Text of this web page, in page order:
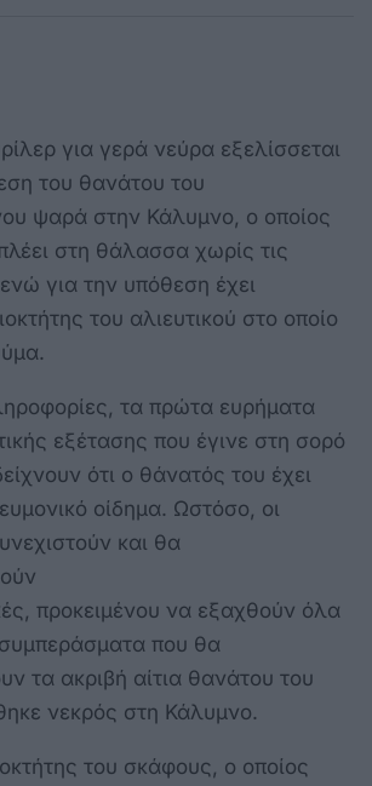
για γερά νεύρα εξελίσσεται
του θανάτου του
ψαρά στην Κάλυμνο, ο οποίος
στη θάλασσα χωρίς τις
για την υπόθεση έχει
του αλιευτικού στο οποίο
τα πρώτα ευρήματα
εξέτασης που έγινε στη σορό
ότι ο θάνατός του έχει
οίδημα. Ωστόσο, οι
και θα
προκειμένου να εξαχθούν όλα
που θα
τα ακριβή αίτια θανάτου του
νεκρός στη Κάλυμνο.
του σκάφους, ο οποίος